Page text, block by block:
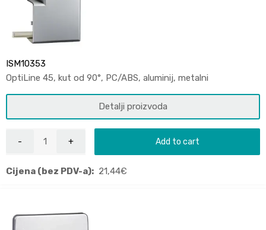
ISM10353
OptiLine 45, kut od 90°, PC/ABS, aluminij, metalni
Detalji proizvoda
Add to cart
Cijena (bez PDV-a): 21,44€